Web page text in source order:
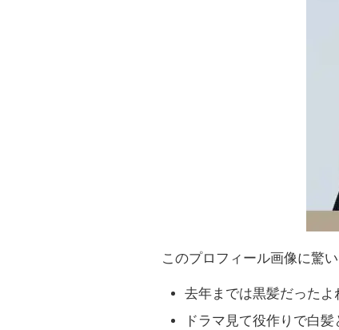
このプロフィール画像に驚い
去年までは黒髪だった
ドラマ見て役作りで白